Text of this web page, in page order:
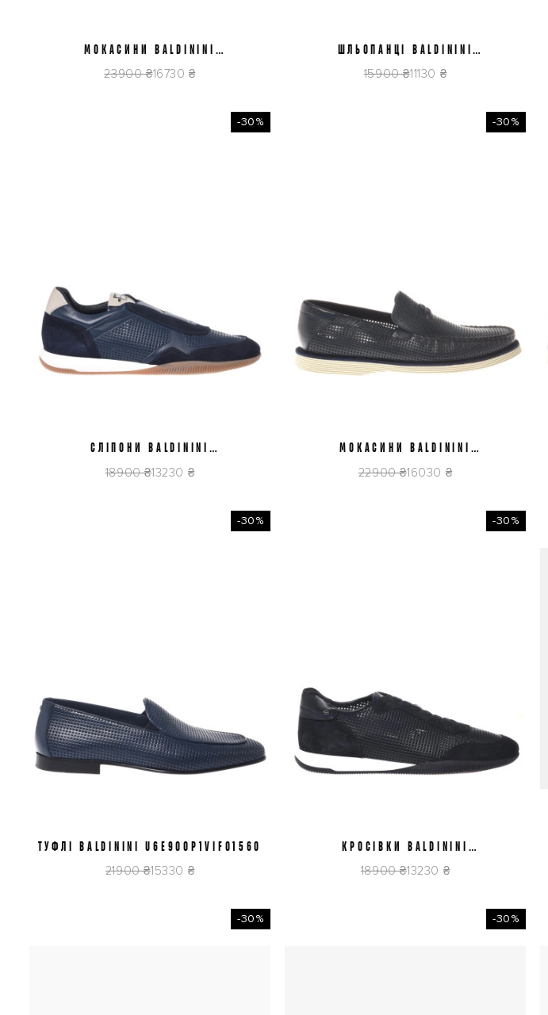
4242,5 43
МОКАСИНИ BALDININI
23900 ₴16730 ₴
4143 45
ШЛЬОПАНЦІ BALDININI
15900 ₴11130 ₴
-30%
41 42 43 44 45
СЛІПОНИ BALDININI
18900 ₴13230 ₴
-30%
43
МОКАСИНИ BALDININI
22900 ₴16030 ₴
-30%
4142 42,5
ТУФЛІ BALDININI U6E900P1VIFO1560
21900 ₴15330 ₴
-30%
424345
КРОСІВКИ BALDININI
18900 ₴13230 ₴
-30% -30%